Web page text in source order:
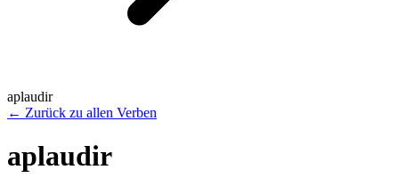
aplaudir
← Zurück zu allen Verben
aplaudir